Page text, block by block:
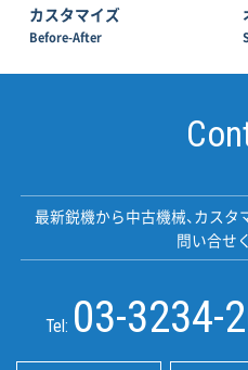
カスタマイズ
Before-After
最新鋭機から中古機械、カス
問い合せ
Tel: 03-3234-